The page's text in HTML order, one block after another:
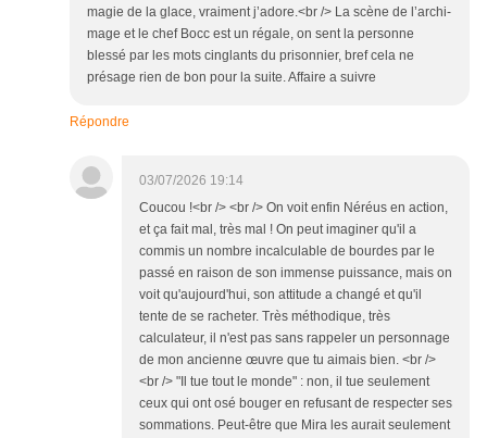
magie de la glace, vraiment j’adore.<br /> La scène de l’archi-
mage et le chef Bocc est un régale, on sent la personne
blessé par les mots cinglants du prisonnier, bref cela ne
présage rien de bon pour la suite. Affaire a suivre
Répondre
03/07/2026 19:14
Coucou !<br /> <br /> On voit enfin Néréus en action,
et ça fait mal, très mal ! On peut imaginer qu'il a
commis un nombre incalculable de bourdes par le
passé en raison de son immense puissance, mais on
voit qu'aujourd'hui, son attitude a changé et qu'il
tente de se racheter. Très méthodique, très
calculateur, il n'est pas sans rappeler un personnage
de mon ancienne œuvre que tu aimais bien. <br />
<br /> "Il tue tout le monde" : non, il tue seulement
ceux qui ont osé bouger en refusant de respecter ses
sommations. Peut-être que Mira les aurait seulement